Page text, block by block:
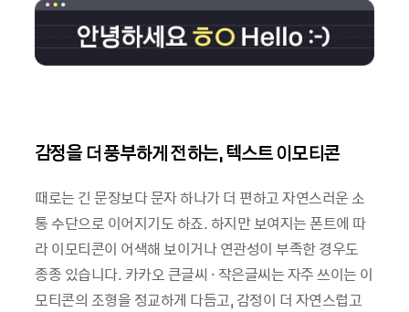
감정을 더 풍부하게 전하는, 텍스트 이모티콘
때로는 긴 문장보다 문자 하나가 더 편하고 자연스러운 소
통 수단으로 이어지기도 하죠. 하지만 보여지는 폰트에 따
라 이모티콘이 어색해 보이거나 연관성이 부족한 경우도
종종 있습니다. 카카오 큰글씨 · 작은글씨는 자주 쓰이는 이
모티콘의 조형을 정교하게 다듬고, 감정이 더 자연스럽고